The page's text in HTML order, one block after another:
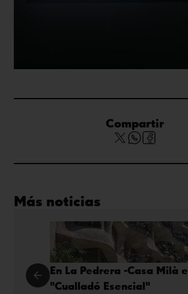
Compartir
Más noticias
En La Pedrera -Casa Milà
"Cualladó Esencial"